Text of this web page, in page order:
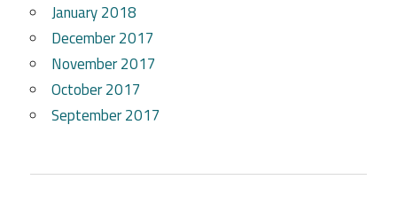
January 2018
December 2017
November 2017
October 2017
September 2017